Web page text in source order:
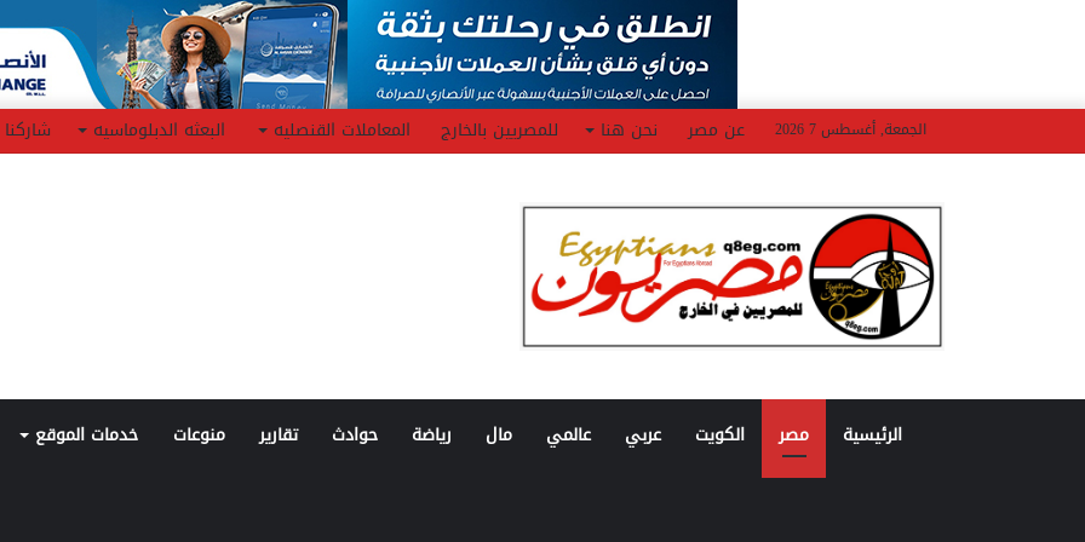
الجمعة, أغسطس 7 2026 عن مصر نحن هنا للمصريين بالخارج المعاملات القنصليه البعثه الدبلوماسيه شاركنا
الرئيسية مصر الكويت عربي عالمي مال رياضة حوادث تقارير منوعات خدمات الموقع